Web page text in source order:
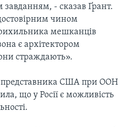
завданням, - сказав Ґрант.
чином
мешканців
є архітектором
страждають».
представника США при ООН
що у Росії є можливість